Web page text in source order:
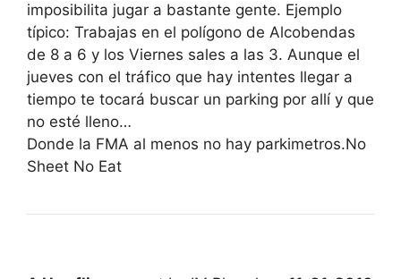
imposibilita jugar a bastante gente. Ejemplo
típico: Trabajas en el polígono de Alcobendas
de 8 a 6 y los Viernes sales a las 3. Aunque el
jueves con el tráfico que hay intentes llegar a
tiempo te tocará buscar un parking por allí y que
no esté lleno…
Donde la FMA al menos no hay parkimetros.No
Sheet No Eat